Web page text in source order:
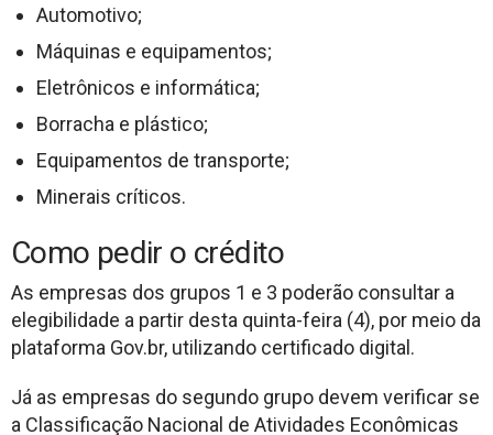
Automotivo;
Máquinas e equipamentos;
Eletrônicos e informática;
Borracha e plástico;
Equipamentos de transporte;
Minerais críticos.
Como pedir o crédito
As empresas dos grupos 1 e 3 poderão consultar a
elegibilidade a partir desta quinta-feira (4), por meio da
plataforma Gov.br, utilizando certificado digital.
Já as empresas do segundo grupo devem verificar se
a Classificação Nacional de Atividades Econômicas